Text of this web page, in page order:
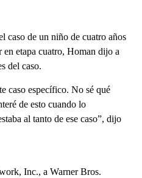
caso de un niño de cuatro años
en etapa cuatro, Homan dijo a
del caso.
caso específico. No sé qué
de esto cuando lo
al tanto de ese caso”, dijo
Inc., a Warner Bros.